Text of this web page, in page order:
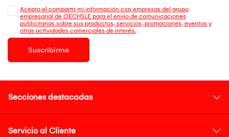
Acepto el compartir mi información con empresas del grupo
empresarial de OECHSLE para el envío de comunicaciones
publicitarias sobre sus productos, servicios, promociones, eventos y
otras actividades comerciales de interés.
Suscribirme
Secciones destacadas
Servicio al Cliente